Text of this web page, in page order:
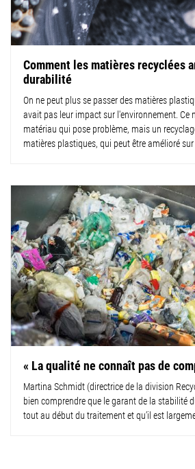
Comment les matières recyclées
durabilité
On ne peut plus se passer des matières
avait pas leur impact sur l'environnement. Ce
matériau qui pose problème, mais un
matières plastiques, qui peut être amélioré
« La qualité ne connaît pas de
Martina Schmidt (directrice de la division
bien comprendre que le garant de la stabilité
tout au début du traitement et qu’il est